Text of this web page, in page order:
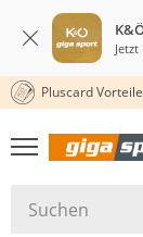
Pluscard
GIGASTYLE